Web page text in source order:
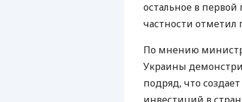
остальное в первой
частности
По мнению
Украины
подряд, что